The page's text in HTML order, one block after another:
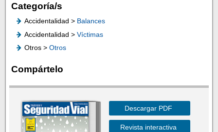
Categoría/s
Accidentalidad > Balances
Accidentalidad > Víctimas
Otros > Otros
Compártelo
Descargar PDF
Revista interactiva